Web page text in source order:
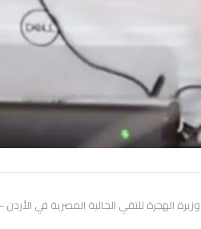
الهجرة تلتقي الجالية المصرية في الأردن